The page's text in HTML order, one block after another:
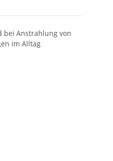
bei Anstrahlung von
im Alltag